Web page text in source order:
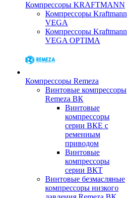
Компрессоры KRAFTMANN
Компрессоры Kraftmann
VEGA
Компрессоры Kraftmann
VEGA OPTIMA
Компрессоры Remeza
Винтовые компрессоры
Remeza ВК
Винтовые
компрессоры
серии ВКЕ с
ременным
приводом
Винтовые
компрессоры
серии ВКТ
Винтовые безмасляные
компрессоры низкого